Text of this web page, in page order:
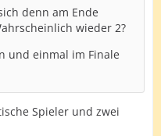
denn am Ende
wieder 2?
und einmal im Finale
Spieler und zwei